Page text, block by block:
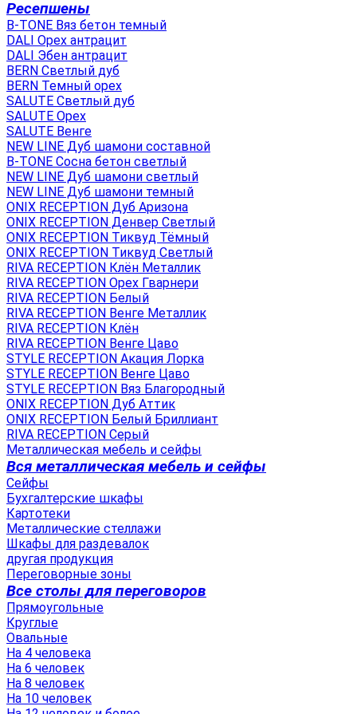
Ресепшены
B-TONE Вяз бетон темный
DALI Орех антрацит
DALI Эбен антрацит
BERN Светлый дуб
BERN Темный орех
SALUTE Светлый дуб
SALUTE Орех
SALUTE Венге
NEW LINE Дуб шамони составной
B-TONE Сосна бетон светлый
NEW LINE Дуб шамони светлый
NEW LINE Дуб шамони темный
ONIX RECEPTION Дуб Аризона
ONIX RECEPTION Денвер Светлый
ONIX RECEPTION Тиквуд Тёмный
ONIX RECEPTION Тиквуд Светлый
RIVA RECEPTION Клён Металлик
RIVA RECEPTION Орех Гварнери
RIVA RECEPTION Белый
RIVA RECEPTION Венге Металлик
RIVA RECEPTION Клён
RIVA RECEPTION Венге Цаво
STYLE RECEPTION Акация Лорка
STYLE RECEPTION Венге Цаво
STYLE RECEPTION Вяз Благородный
ONIX RECEPTION Дуб Аттик
ONIX RECEPTION Белый Бриллиант
RIVA RECEPTION Серый
Металлическая мебель и сейфы
Вся металлическая мебель и сейфы
Сейфы
Бухгалтерские шкафы
Картотеки
Металлические стеллажи
Шкафы для раздевалок
другая продукция
Переговорные зоны
Все столы для переговоров
Прямоугольные
Круглые
Овальные
На 4 человека
На 6 человек
На 8 человек
На 10 человек